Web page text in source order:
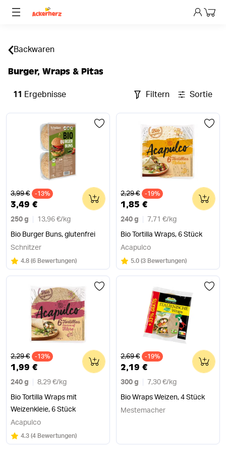
Dein
Backwaren
Burger, Wraps & Pitas
11 Ergebnisse Filtern Sortieren
Alter Preis
3,99 € -13%
3,49 €
250 g 13,96 €/ kg
Bio Burger Buns, glutenfrei
0
Schnitzer
Bewertung:
4.8/5
(6 Bewertungen)
Alter Preis
2,29 € -19%
1,85 €
240 g 7,71 €/ kg
Bio Tortilla Wraps, 6 Stück
0
Acapulco
Bewertung:
5.0/5
(3 Bewertungen)
Alter Preis
2,29 € -13%
1,99 €
240 g 8,29 €/ kg
Bio Tortilla Wraps mit
Weizenkleie, 6 Stück
0
Acapulco
Bewertung:
4.3/5
(4 Bewertungen)
Alter Preis
2,69 € -19%
2,19 €
300 g 7,30 €/ kg
Bio Wraps Weizen, 4 Stück
0
Mestemacher